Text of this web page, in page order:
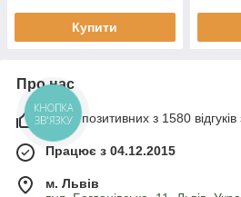
Купити
Про нас
100% позитивних з 1580 відгуків
Працює з 04.12.2015
м. Львів
КНОПКА
ЗВ'ЯЗКУ